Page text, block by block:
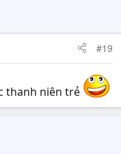
#19
thanh niên trẻ